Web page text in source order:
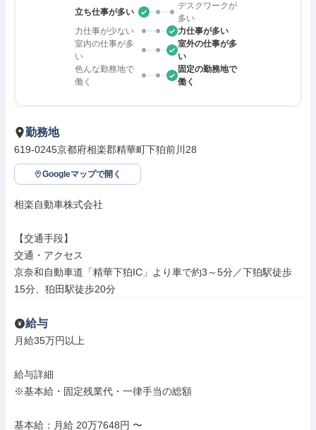
立ち仕事が多い
デスクワークが
多い
力仕事が少ない
力仕事が多い
室内の仕事が多
い
室外の仕事が多
い
色んな勤務地で
働く
固定の勤務地で
働く
勤務地
619-0245京都府相楽郡精華町下狛前川28
Googleマップで開く
相楽自動車株式会社
【交通手段】
交通・アクセス
京奈和自動車道「精華下狛IC」より車で約3～5分／下狛駅徒歩
15分、狛田駅徒歩20分
給与
月給35万円以上
給与詳細
※基本給・固定残業代・一律手当の総額
基本給：月給 20万7648円 〜